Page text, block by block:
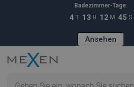
Badezimmer-Tage:
4 T 13 H 12 M 44 S
Ansehen